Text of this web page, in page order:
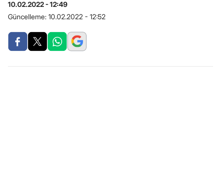
10.02.2022 - 12:49
Güncelleme: 10.02.2022 - 12:52